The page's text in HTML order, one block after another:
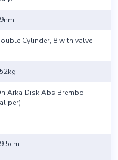
Cylinder, 8 with valve
Arka Disk Abs Brembo